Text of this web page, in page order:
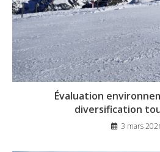
Évaluation
diversification
3 mars